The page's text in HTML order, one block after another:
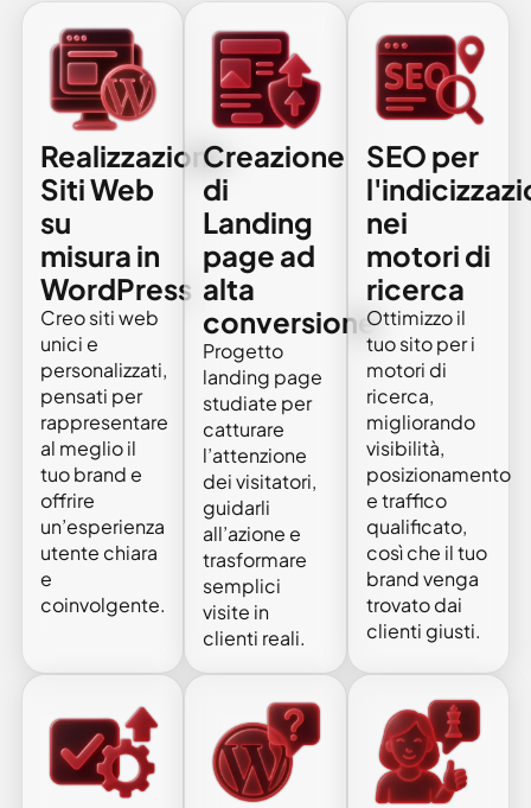
Realizzazione
Siti Web
su
misura in
WordPress
Creo siti web
unici e
personalizzati,
pensati per
rappresentare
al meglio il
tuo brand e
offrire
un’esperienza
utente chiara
e
coinvolgente.
Creazione
di
Landing
page ad
alta
conversione
Progetto
landing page
studiate per
catturare
l’attenzione
dei visitatori,
guidarli
all’azione e
trasformare
semplici
visite in
clienti reali.
SEO per
nei
motori di
ricerca
Ottimizzo il
tuo sito per i
motori di
ricerca,
migliorando
visibilità,
posizionamento
e traffico
qualificato,
così che il tuo
brand venga
trovato dai
clienti giusti.